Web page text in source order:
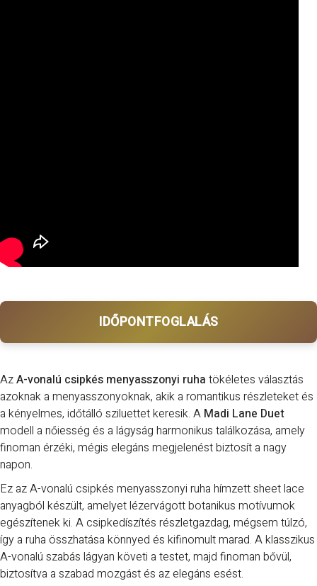
IDŐPONTFOGLALÁS
AzA-vonalú csipkés menyasszonyi ruha tökéletes választás
azoknak a menyasszonyoknak, akik a romantikus részleteket és
a kényelmes, időtálló sziluettet keresik. A Madi Lane Duet
modell a nőiesség és a lágyság harmonikus találkozása, amely
finoman érzéki, mégis elegáns megjelenést biztosít a nagy
napon.
Ez az A-vonalú csipkés menyasszonyi ruha hímzett sheet lace
anyagból készült, amelyet lézervágott botanikus motívumok
egészítenek ki. A csipkedíszítés részletgazdag, mégsem túlzó,
így a ruha összhatása könnyed és kifinomult marad. A klasszikus
A-vonalú szabás lágyan követi a testet, majd finoman bővül,
biztosítva a szabad mozgást és az elegáns esést.